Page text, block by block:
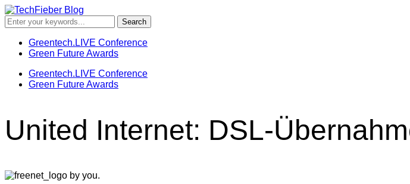
Greentech.LIVE Conference
Green Future Awards
Greentech.LIVE Conference
Green Future Awards
United Internet: DSL-